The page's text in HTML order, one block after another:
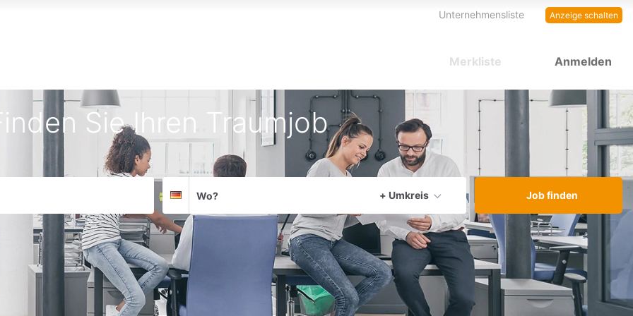
Anzeige schalten
Unternehmensliste
Anmelden
Merkliste
Sie Ihren Traumjob
Deutschland
+ Umkreis
aktuellen Ort verwenden
Job finden